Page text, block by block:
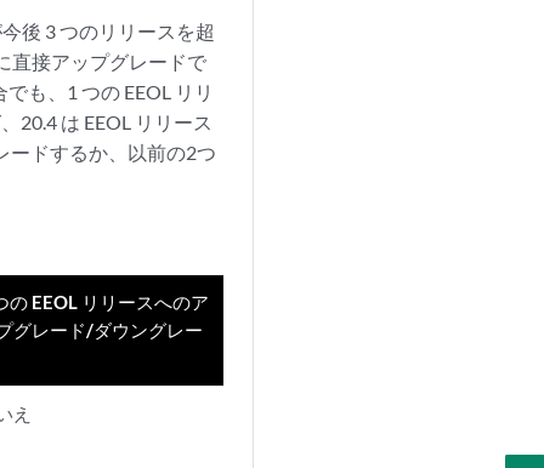
後 3 つのリリースを超
直接アップグレードで
も、1 つの EEOL リリ
20.4 は EEOL リリース
ードするか、以前の2つ
の EEOL リリースへのア
グレード/ダウングレー
え